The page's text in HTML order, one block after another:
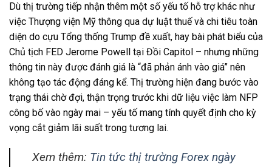
Dù thị trường tiếp nhận thêm một số yếu tố hỗ trợ khác như
việc Thượng viện Mỹ thông qua dự luật thuế và chi tiêu toàn
diện do cựu Tổng thống Trump đề xuất, hay bài phát biểu của
Chủ tịch FED Jerome Powell tại Đồi Capitol – nhưng những
thông tin này được đánh giá là “đã phản ánh vào giá” nên
không tạo tác động đáng kể. Thị trường hiện đang bước vào
trạng thái chờ đợi, thận trọng trước khi dữ liệu việc làm NFP
công bố vào ngày mai – yếu tố mang tính quyết định cho kỳ
vọng cắt giảm lãi suất trong tương lai.
Xem thêm: Tin tức thị trường Forex ngày